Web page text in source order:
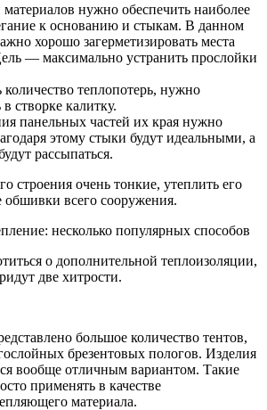
нужно обеспечить наиболее
к основанию и стыкам. В данном
хорошо загерметизировать места
— максимально устранить прослойки
теплопотерь, нужно
створке калитку.
панельных частей их края нужно
этому стыки будут идеальными, а
рассыпаться.
строения очень тонкие, утеплить его
обшивки всего сооружения.
несколько популярных способов
о дополнительной теплоизоляции,
две хитрости.
большое количество тентов,
брезентовых пологов. Изделия
вообще отличным вариантом. Такие
применять в качестве
материала.